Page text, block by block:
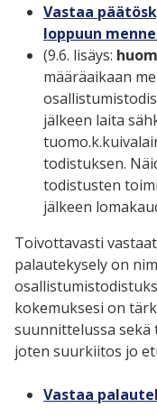
Vastaa
loppuun
(9.6. lisäys:
määräaikaan
jälkeen laita
todistuksen.
todistusten
jälkeen
Toivottavasti
palautekysely on
kokemuksesi on
suunnittelussa sekä
joten suurkiitos jo
Vastaa